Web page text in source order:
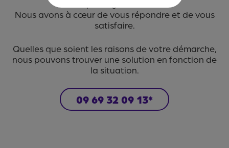
Nous avons à cœur de vous répondre et de vous
satisfaire.
Quelles que soient les raisons de votre démarche,
nous pouvons trouver une solution en fonction de
la situation.
09 69 32 09 13*